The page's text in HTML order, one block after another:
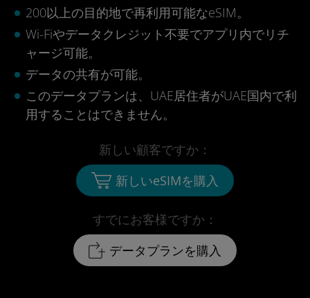
200以上の目的地で再利用可能なeSIM。
Wi-Fiやデータクレジット不要でアプリ内でリチ
ャージ可能。
データの共有が可能。
このデータプランは、UAE居住者がUAE国内で利
用することはできません。
すでにお客様ですか：
データプランを購入
新しい顧客ですか：
新しいeSIMを購入